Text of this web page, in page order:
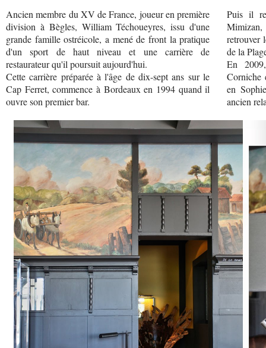
Ancien membre du XV de France, joueur en première
division à Bègles, William Téchoueyres, issu d'une
grande famille ostréicole, a mené de front la pratique
d'un sport de haut niveau et une carrière de
restaurateur qu'il poursuit aujourd'hui.
Cette carrière préparée à l'âge de dix-sept ans sur le
Cap Ferret, commence à Bordeaux en 1994 quand il
ouvre son premier bar.
Puis il
retrouver
de la
En
Corniche
en
ancien